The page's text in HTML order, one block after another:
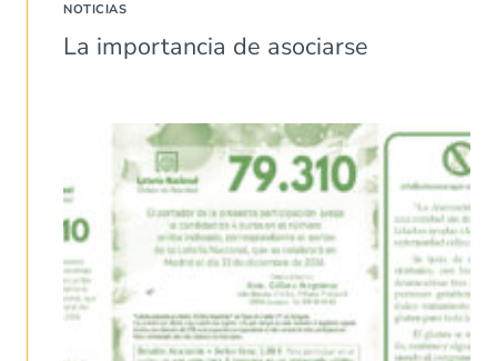
NOTICIAS
La importancia de asociarse